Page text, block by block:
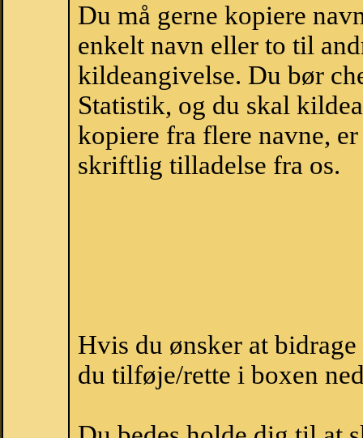
Du må gerne kopiere
enkelt navn eller to til
kildeangivelse. Du bør
Statistik, og du skal
kopiere fra flere navne,
skriftlig tilladelse fra os.
Hvis du ønsker at
du tilføje/rette i boxen